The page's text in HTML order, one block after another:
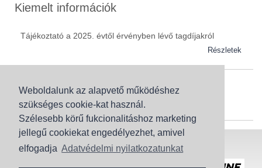
Weboldalunk az alapvető működéshez
szükséges cookie-kat használ.
Szélesebb körű fukcionalitáshoz marketing
jellegű cookiekat engedélyezhet, amivel
elfogadja Adatvédelmi nyilatkozatunkat
Kiemelt információk
Tájékoztató a 2025. évtől érvényben lévő tagdíjakról
Részletek
Szaknévsor
Szaknévsorunk folyamatosan bővül.
Baranya (62)
Bács-Kiskun (43)
Honlaptérkép Adatvédelem